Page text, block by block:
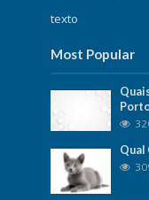
texto
Most Popular
Qual